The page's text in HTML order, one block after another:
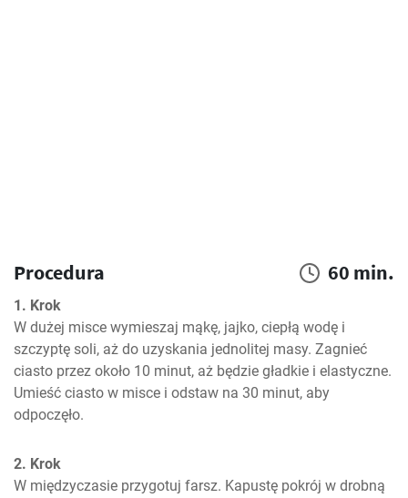
Procedura 60 min.
1. Krok
W dużej misce wymieszaj mąkę, jajko, ciepłą wodę i
szczyptę soli, aż do uzyskania jednolitej masy. Zagnieć
ciasto przez około 10 minut, aż będzie gładkie i elastyczne.
Umieść ciasto w misce i odstaw na 30 minut, aby
odpoczęło.
2. Krok
W międzyczasie przygotuj farsz. Kapustę pokrój w drobną